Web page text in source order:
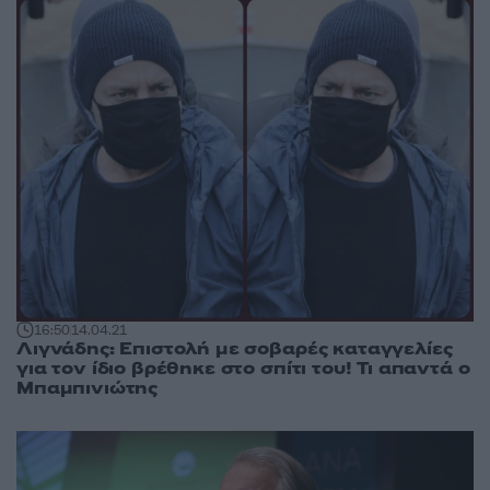
16:5014.04.21
Λιγνάδης: Επιστολή με σοβαρές καταγγελίες
για τον ίδιο βρέθηκε στο σπίτι του! Τι απαντά ο
Μπαμπινιώτης